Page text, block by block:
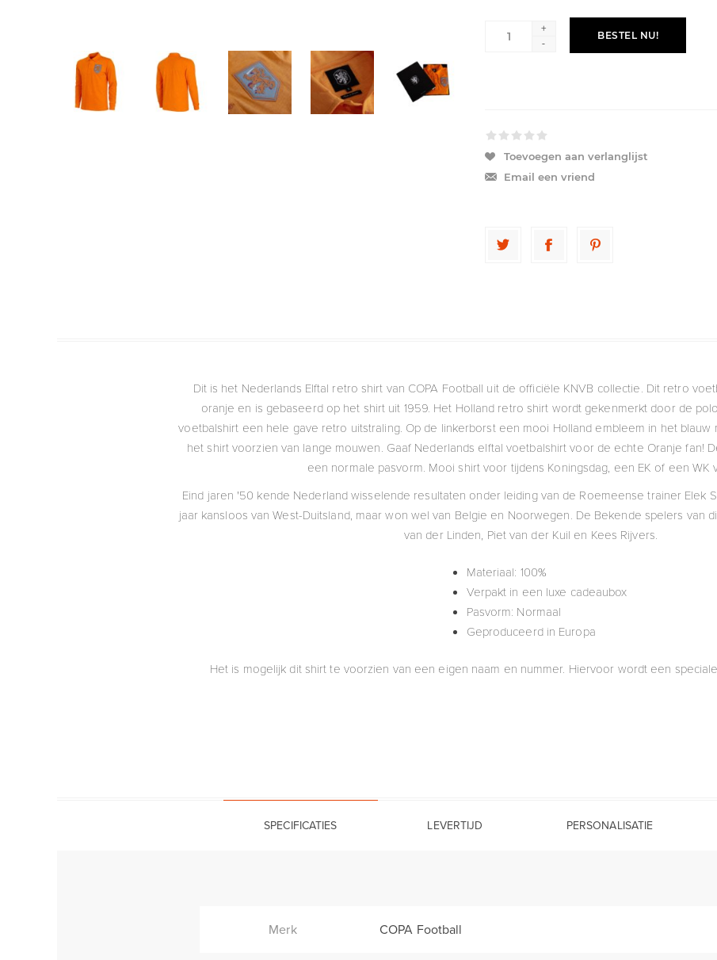
+
-
BESTEL NU!
Toevoegen aan verlanglijst
Email een vriend
Dit is het Nederlands Elftal retro shirt van COPA Football uit de officiële KNVB collectie. Dit retro
oranje en is gebaseerd op het shirt uit 1959. Het Holland retro shirt wordt gekenmerkt door de
voetbalshirt een hele gave retro uitstraling. Op de linkerborst een mooi Holland embleem in het
het shirt voorzien van lange mouwen. Gaaf Nederlands elftal voetbalshirt voor de echte Oranje fan!
een normale pasvorm. Mooi shirt voor tijdens Koningsdag, een EK of een WK
Eind jaren '50 kende Nederland wisselende resultaten onder leiding van de Roemeense trainer Elek
jaar kansloos van West-Duitsland, maar won wel van Belgie en Noorwegen. De Bekende spelers van
van der Linden, Piet van der Kuil en Kees Rijvers.
Materiaal: 100%
Verpakt in een luxe cadeaubox
Pasvorm: Normaal
Geproduceerd in Europa
Het is mogelijk dit shirt te voorzien van een eigen naam en nummer. Hiervoor wordt een
SPECIFICATIES LEVERTIJD PERSONALISATIE
Merk COPA Football